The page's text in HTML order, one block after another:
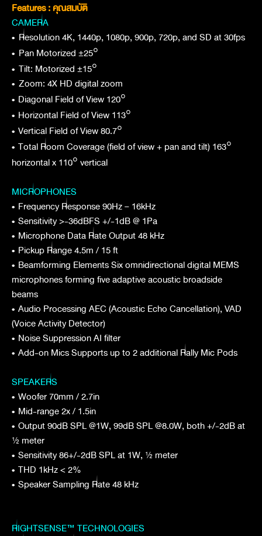
Features : คุณสมบัติ
CAMERA
• Resolution 4K, 1440p, 1080p, 900p, 720p, and SD at 30fps
• Pan Motorized ±25°
• Tilt: Motorized ±15°
• Zoom: 4X HD digital zoom
• Diagonal Field of View 120°
• Horizontal Field of View 113°
• Vertical Field of View 80.7°
• Total Room Coverage (field of view + pan and tilt) 163°
horizontal x 110° vertical
MICROPHONES
• Frequency Response 90Hz – 16kHz
• Sensitivity >-36dBFS +/-1dB @ 1Pa
• Microphone Data Rate Output 48 kHz
• Pickup Range 4.5m / 15 ft
• Beamforming Elements Six omnidirectional digital MEMS
microphones forming five adaptive acoustic broadside
beams
• Audio Processing AEC (Acoustic Echo Cancellation), VAD
(Voice Activity Detector)
• Noise Suppression AI filter
• Add-on Mics Supports up to 2 additional Rally Mic Pods
SPEAKERS
• Woofer 70mm / 2.7in
• Mid-range 2x / 1.5in
• Output 90dB SPL @1W, 99dB SPL @8.0W, both +/-2dB at
½ meter
• Sensitivity 86+/-2dB SPL at 1W, ½ meter
• THD 1kHz < 2%
• Speaker Sampling Rate 48 kHz
RIGHTSENSE™ TECHNOLOGIES